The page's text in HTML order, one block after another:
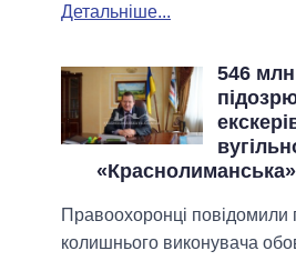
Детальніше...
546 млн
«Краснолиманська»
Правоохоронці повідомили
колишнього виконувача